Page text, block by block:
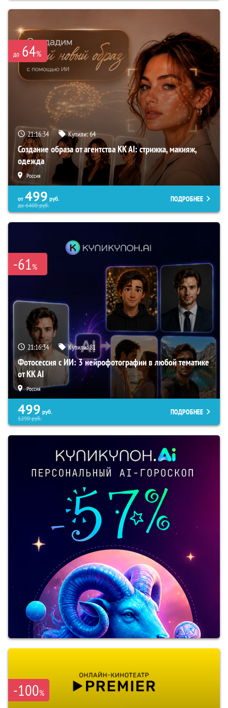
до 64%
21:16:33 Купили:64
Создание образа от агентства KK AI: стрижка, макияж,
одежда
Россия
от 499 руб.
до6400руб.
ПОДРОБНЕЕ
-61%
21:16:33 Купили:81
Фотосессия с ИИ: 3 нейрофотографии в любой тематике
от KK AI
Россия
499 руб.
1290руб.
ПОДРОБНЕЕ
-100%